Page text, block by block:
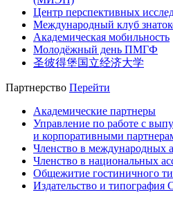
Центр перспективных
Международный клуб
Академическая мобильность
Молодёжный день ПМГФ
圣彼得堡国立经济大学
Партнерство Перейти
Академические партнеры
Управление по работе с
и корпоративными
Членство в международных
Членство в национальных
Общежитие гостиничного
Издательство и